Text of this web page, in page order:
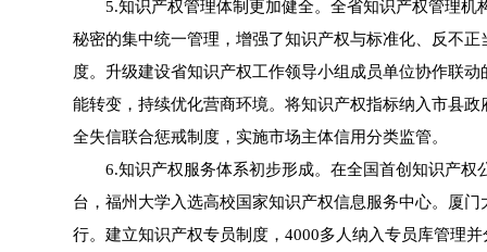
5.知识产权管理体制更加健全。全省知识产权管理机
秘密的集中统一管理，增强了知识产权与标准化、反不
度。升级建设省知识产权工作领导小组成员单位协作联
能转变，持续优化营商环境。将知识产权指标纳入市县
全失信联合惩戒制度，实施市场主体信用分类监管。
6.知识产权服务体系初步形成。在全国首创知识产权公
台，福州大学入选高校国家知识产权信息服务中心。厦
行。建立知识产权专员制度，4000多人纳入专员库管理